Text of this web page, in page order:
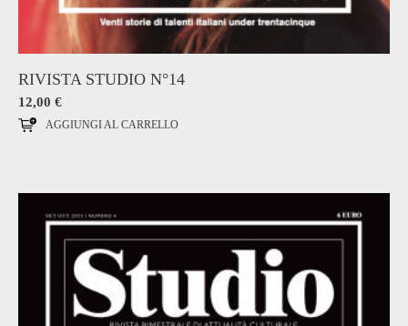
RIVISTA STUDIO N°14
12,00 €
AGGIUNGI AL CARRELLO